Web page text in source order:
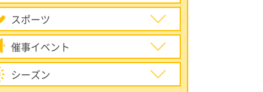
スポーツ
催事イベント
シーズン